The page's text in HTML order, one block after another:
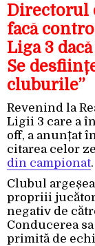
Directorul
facă
Liga 3
Se
cluburile”
Revenind la
Ligii 3 care a
off, a anunțat
citarea celor
din campionat.
Clubul
propriii
negativ de
Conducerea
primită de